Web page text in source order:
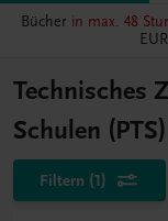
Bücher in max. 48
Technisches
Schulen (PTS)
Filtern (1)